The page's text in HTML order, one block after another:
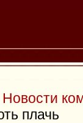
Новости
плачь